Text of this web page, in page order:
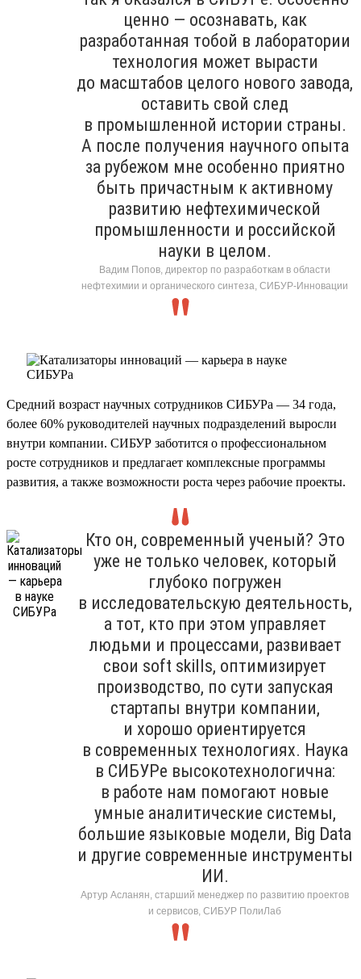
ценно — осознавать, как
разработанная тобой в лаборатории
технология может вырасти
до масштабов целого нового завода,
оставить свой след
в промышленной истории страны.
А после получения научного опыта
за рубежом мне особенно приятно
быть причастным к активному
развитию нефтехимической
промышленности и российской
науки в целом.
Вадим Попов, директор по разработкам в области
нефтехимии и органического синтеза, СИБУР-Инновации
Средний возраст научных сотрудников СИБУРа — 34 года,
более 60% руководителей научных подразделений выросли
внутри компании. СИБУР заботится о профессиональном
росте сотрудников и предлагает комплексные программы
развития, а также возможности роста через рабочие проекты.
Кто он, современный ученый? Это
уже не только человек, который
глубоко погружен
в исследовательскую деятельность,
а тот, кто при этом управляет
людьми и процессами, развивает
свои soft skills, оптимизирует
производство, по сути запуская
стартапы внутри компании,
и хорошо ориентируется
в современных технологиях. Наука
в СИБУРе высокотехнологична:
в работе нам помогают новые
умные аналитические системы,
большие языковые модели, Big Data
и другие современные инструменты
ИИ.
Артур Асланян, старший менеджер по развитию проектов
и сервисов, СИБУР ПолиЛаб